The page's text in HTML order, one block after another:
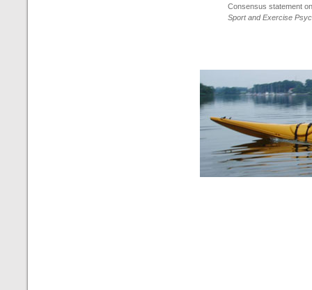
Consensus statement
Sport and Exercise